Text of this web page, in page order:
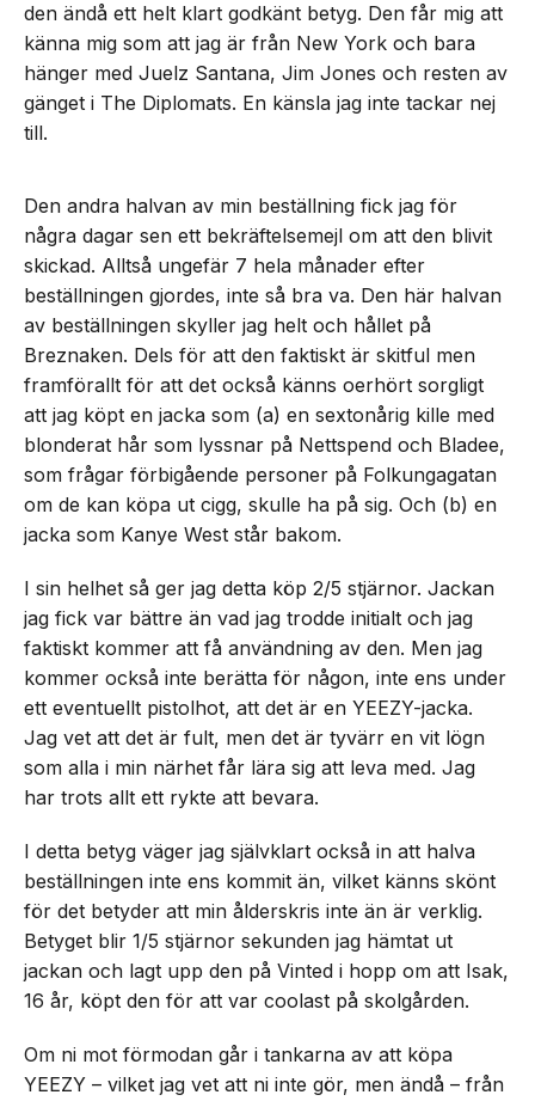
den ändå ett helt klart godkänt betyg. Den får mig att
känna mig som att jag är från New York och bara
hänger med Juelz Santana, Jim Jones och resten av
gänget i The Diplomats. En känsla jag inte tackar nej
till.
Den andra halvan av min beställning fick jag för
några dagar sen ett bekräftelsemejl om att den blivit
skickad. Alltså ungefär 7 hela månader efter
beställningen gjordes, inte så bra va. Den här halvan
av beställningen skyller jag helt och hållet på
Breznaken. Dels för att den faktiskt är skitful men
framförallt för att det också känns oerhört sorgligt
att jag köpt en jacka som (a) en sextonårig kille med
blonderat hår som lyssnar på Nettspend och Bladee,
som frågar förbigående personer på Folkungagatan
om de kan köpa ut cigg, skulle ha på sig. Och (b) en
jacka som Kanye West står bakom.
I sin helhet så ger jag detta köp 2/5 stjärnor. Jackan
jag fick var bättre än vad jag trodde initialt och jag
faktiskt kommer att få användning av den. Men jag
kommer också inte berätta för någon, inte ens under
ett eventuellt pistolhot, att det är en YEEZY-jacka.
Jag vet att det är fult, men det är tyvärr en vit lögn
som alla i min närhet får lära sig att leva med. Jag
har trots allt ett rykte att bevara.
I detta betyg väger jag självklart också in att halva
beställningen inte ens kommit än, vilket känns skönt
för det betyder att min ålderskris inte än är verklig.
Betyget blir 1/5 stjärnor sekunden jag hämtat ut
jackan och lagt upp den på Vinted i hopp om att Isak,
16 år, köpt den för att var coolast på skolgården.
Om ni mot förmodan går i tankarna av att köpa
YEEZY – vilket jag vet att ni inte gör, men ändå – från